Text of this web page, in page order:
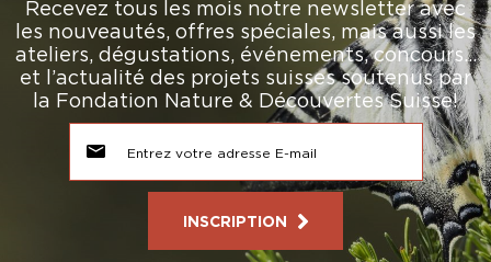
Recevez tous les mois notre newsletter avec
les nouveautés, offres spéciales, mais aussi les
ateliers, dégustations, événements, concours…
et l’actualité des projets suisses soutenus par
la Fondation Nature & Découvertes Suisse!
INSCRIPTION